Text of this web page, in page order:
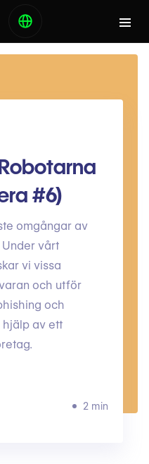
#6)
omgångar av
vårt
vi vissa
och utför
och
av ett
2 min